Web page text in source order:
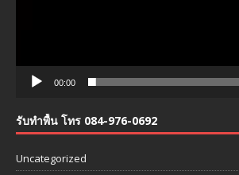
00:00
รับทำพื้น โทร 084-976-0692
Uncategorized